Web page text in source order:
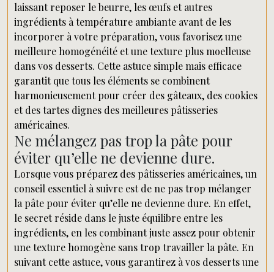
laissant reposer le beurre, les œufs et autres
ingrédients à température ambiante avant de les
incorporer à votre préparation, vous favorisez une
meilleure homogénéité et une texture plus moelleuse
dans vos desserts. Cette astuce simple mais efficace
garantit que tous les éléments se combinent
harmonieusement pour créer des gâteaux, des cookies
et des tartes dignes des meilleures pâtisseries
américaines.
Ne mélangez pas trop la pâte pour
éviter qu’elle ne devienne dure.
Lorsque vous préparez des pâtisseries américaines, un
conseil essentiel à suivre est de ne pas trop mélanger
la pâte pour éviter qu’elle ne devienne dure. En effet,
le secret réside dans le juste équilibre entre les
ingrédients, en les combinant juste assez pour obtenir
une texture homogène sans trop travailler la pâte. En
suivant cette astuce, vous garantirez à vos desserts une